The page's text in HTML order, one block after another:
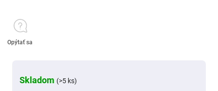
Skladom (>5 ks)
Opýtať sa